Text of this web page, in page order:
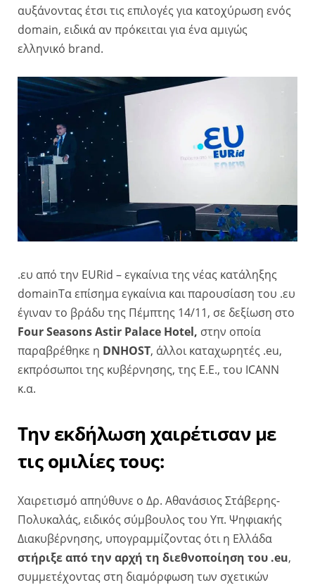
αυξάνοντας έτσι τις επιλογές για κατοχύρωση ενός
domain, ειδικά αν πρόκειται για ένα αμιγώς
ελληνικό brand.
.ευ από την EURid – εγκαίνια της νέας κατάληξης
domainΤα επίσημα εγκαίνια και παρουσίαση του .ευ
έγιναν το βράδυ της Πέμπτης 14/11, σε δεξίωση στο
Four Seasons Astir Palace Hotel, στην οποία
παραβρέθηκε η DNHOST, άλλοι καταχωρητές .eu,
εκπρόσωποι της κυβέρνησης, της Ε.Ε., του ICANN
κ.α.
Την εκδήλωση χαιρέτισαν με
τις ομιλίες τους:
Χαιρετισμό απηύθυνε ο Δρ. Αθανάσιος Στάβερης-
Πολυκαλάς, ειδικός σύμβουλος του Υπ. Ψηφιακής
Διακυβέρνησης, υπογραμμίζοντας ότι η Ελλάδα
στήριξε από την αρχή τη διεθνοποίηση του .eu,
συμμετέχοντας στη διαμόρφωση των σχετικών